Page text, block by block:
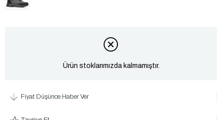
Ürün stoklarımızda kalmamıştır.
Fiyat Düşünce Haber Ver